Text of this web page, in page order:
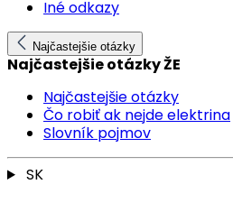
Iné odkazy
Najčastejšie otázky
Najčastejšie otázky ŽE
Najčastejšie otázky
Čo robiť ak nejde elektrina
Slovník pojmov
SK